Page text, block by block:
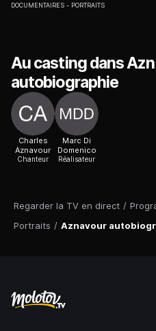
Regarder la TV en direct /
Portraits / Aznavour
DOCUMENTAIRES PORTRAITS
Au casting dans
autobiographie
Charles
Aznavour
Chanteur
Marc Di
Domenico
Réalisateur